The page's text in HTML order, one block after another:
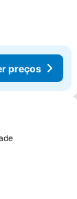
preços